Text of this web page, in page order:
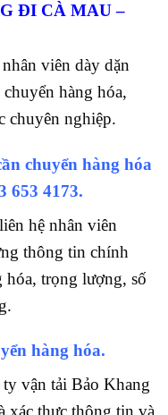
ĐI CÀ MAU –
viên dày dặn
hàng hóa,
chuyên nghiệp.
chuyển hàng hóa
653 4173.
hệ nhân viên
thông tin chính
hóa, trọng lượng, số
hàng hóa.
vận tải Bảo Khang